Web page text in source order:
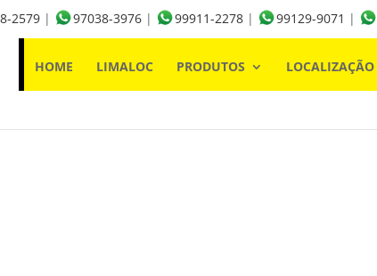
2579| 97038-3976| 99911-2278| 99129-9071 |
HOME LIMALOC PRODUTOS LOCALIZAÇÃO